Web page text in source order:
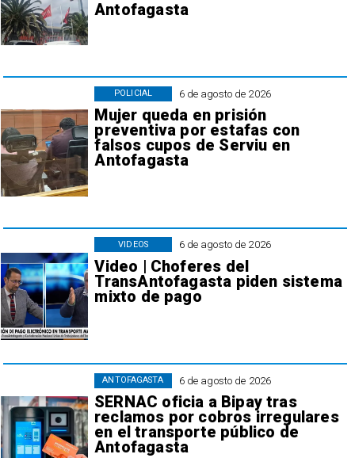
Antofagasta
6 de agosto de 2026
Mujer queda en prisión
preventiva por estafas con
falsos cupos de Serviu en
Antofagasta
POLICIAL
6 de agosto de 2026
Video | Choferes del
TransAntofagasta piden sistema
mixto de pago
VIDEOS
6 de agosto de 2026
SERNAC oficia a Bipay tras
reclamos por cobros irregulares
en el transporte público de
Antofagasta
ANTOFAGASTA